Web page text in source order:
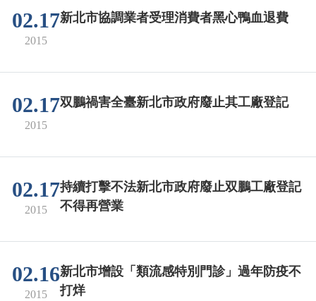
02.17
2015
新北市協調業者受理消費者黑心鴨血退費
02.17
2015
双鵬禍害全臺新北市政府廢止其工廠登記
02.17
2015
持續打擊不法新北市政府廢止双鵬工廠登記
不得再營業
02.16
2015
新北市增設「類流感特別門診」過年防疫不
打烊